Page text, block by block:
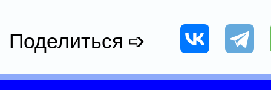
Поделиться ➩